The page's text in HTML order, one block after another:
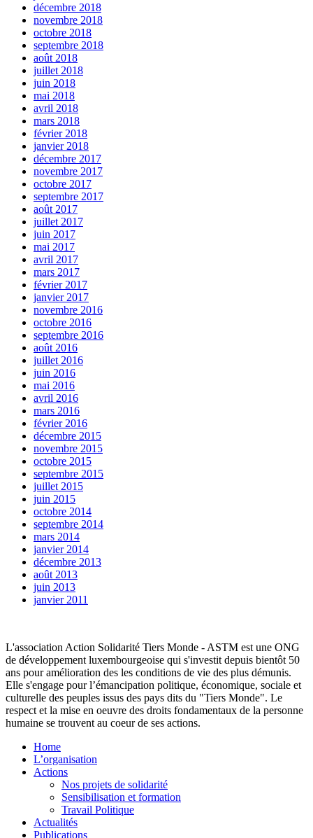
décembre 2018
novembre 2018
octobre 2018
septembre 2018
août 2018
juillet 2018
juin 2018
mai 2018
avril 2018
mars 2018
février 2018
janvier 2018
décembre 2017
novembre 2017
octobre 2017
septembre 2017
août 2017
juillet 2017
juin 2017
mai 2017
avril 2017
mars 2017
février 2017
janvier 2017
novembre 2016
octobre 2016
septembre 2016
août 2016
juillet 2016
juin 2016
mai 2016
avril 2016
mars 2016
février 2016
décembre 2015
novembre 2015
octobre 2015
septembre 2015
juillet 2015
juin 2015
octobre 2014
septembre 2014
mars 2014
janvier 2014
décembre 2013
août 2013
juin 2013
janvier 2011
L'association Action Solidarité Tiers Monde - ASTM est une ONG
de développement luxembourgeoise qui s'investit depuis bientôt 50
ans pour amélioration des les conditions de vie des plus démunis.
Elle s'engage pour l’émancipation politique, économique, sociale et
culturelle des peuples issus des pays dits du "Tiers Monde". Le
respect et la mise en oeuvre des droits fondamentaux de la personne
humaine se trouvent au coeur de ses actions.
Home
L’organisation
Actions
Nos projets de solidarité
Sensibilisation et formation
Travail Politique
Actualités
Publications